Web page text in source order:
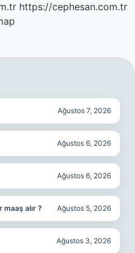
https://cephesan.com.tr
Ağustos 7, 2026
Ağustos 6, 2026
Ağustos 6, 2026
maaş alır ? Ağustos 5, 2026
Ağustos 3, 2026